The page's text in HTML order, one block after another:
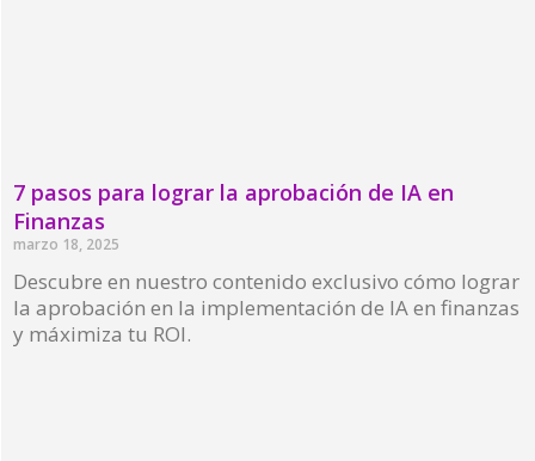
7 pasos para lograr la aprobación de IA en
Finanzas
marzo 18, 2025
Descubre en nuestro contenido exclusivo cómo lograr
la aprobación en la implementación de IA en finanzas
y máximiza tu ROI.